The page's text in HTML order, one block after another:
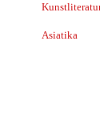
Asiatika